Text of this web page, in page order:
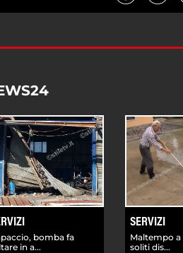
bomba fa
in a...
SERVIZI
Maltempo a
soliti dis...